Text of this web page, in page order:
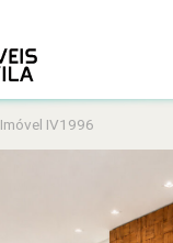
Imóvel IV1996